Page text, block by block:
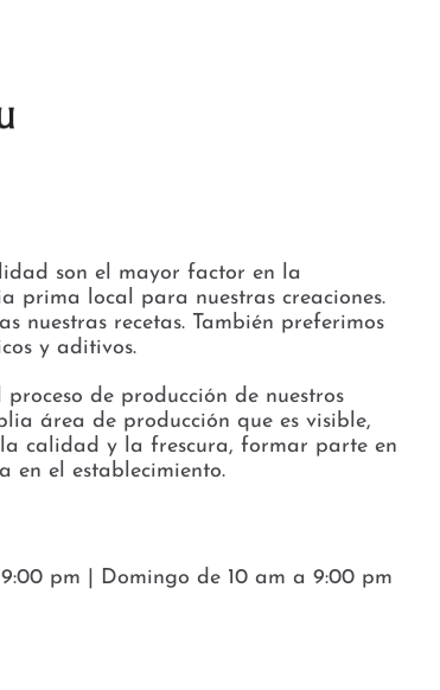
son el mayor factor en la
prima local para nuestras creaciones.
nuestras recetas. También preferimos
y aditivos.
de producción de nuestros
área de producción que es visible,
la calidad y la frescura, formar parte en
en el establecimiento.
pm | Domingo de 10 am a 9:00 pm